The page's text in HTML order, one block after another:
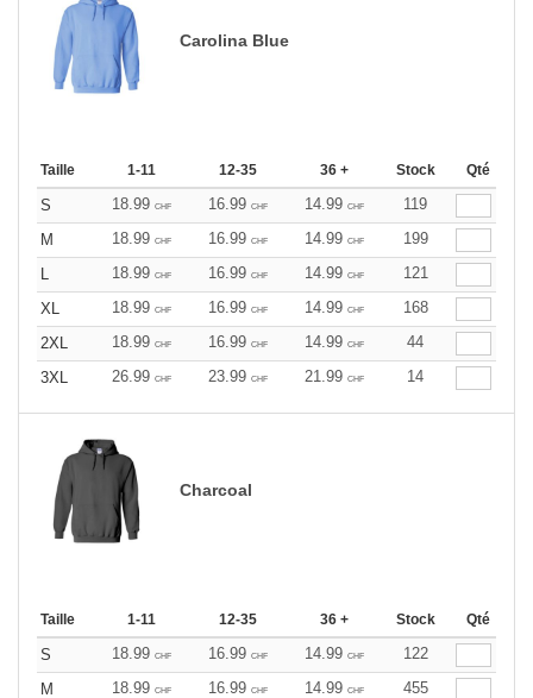
Carolina Blue
Taille 1-11 12-35 36 + Stock Qté
S 18.99 CHF 16.99 CHF 14.99 CHF
119
M
18.99 CHF 16.99 CHF 14.99 CHF
199
L
18.99 CHF 16.99 CHF 14.99 CHF
121
XL
18.99 CHF 16.99 CHF 14.99 CHF
168
2XL
18.99 CHF 16.99 CHF 14.99 CHF
44
3XL
26.99 CHF 23.99 CHF 21.99 CHF 14
Charcoal
Taille 1-11 12-35 36 + Stock Qté
S 18.99 CHF 16.99 CHF 14.99 CHF
122
M
18.99 CHF 16.99 CHF 14.99 CHF
455